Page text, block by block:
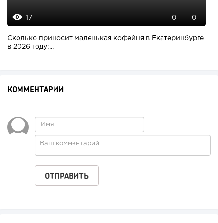
17 0 0
Сколько приносит маленькая кофейня в Екатеринбурге
в 2026 году:...
КОММЕНТАРИИ